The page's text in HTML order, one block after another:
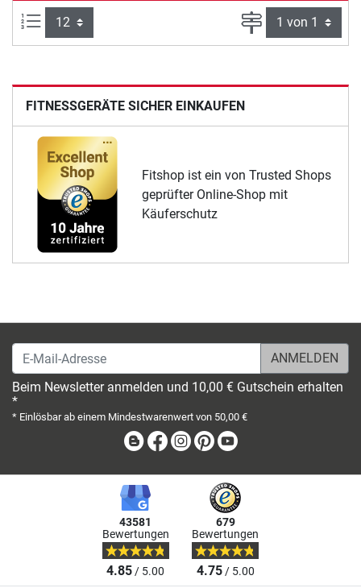
Artikel pro Seite: Seite
FITNESSGERÄTE SICHER EINKAUFEN
Fitshop ist ein von Trusted Shops
geprüfter Online-Shop mit
Käuferschutz
E-Mail-Adresse
Beim Newsletter anmelden und 10,00 € Gutschein erhalten
*
* Einlösbar ab einem Mindestwarenwert von 50,00 €
BlogFacebook
Instagram
Pinterest
43581
Bewertungen
4.85/ 5.00
679
Bewertungen
4.75/ 5.00